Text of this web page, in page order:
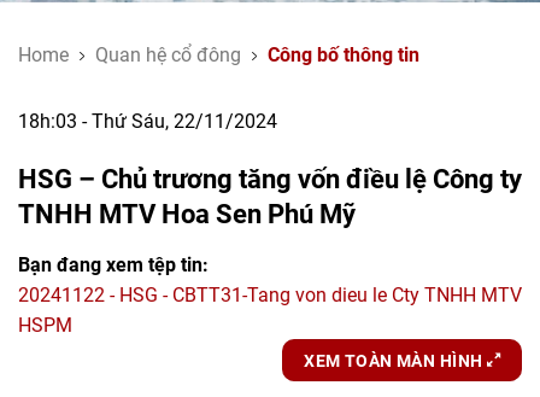
Home Quan hệ cổ đông Công bố thông tin
18h:03 - Thứ Sáu, 22/11/2024
HSG – Chủ trương tăng vốn điều lệ Công ty
TNHH MTV Hoa Sen Phú Mỹ
Bạn đang xem tệp tin:
20241122 - HSG - CBTT31-Tang von dieu le Cty TNHH MTV
HSPM
XEM TOÀN MÀN HÌNH